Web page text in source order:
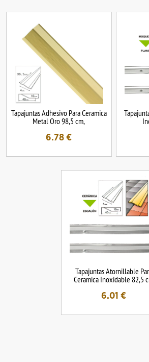
Tapajuntas Adhesivo Para Ceramica
Metal Oro 98,5 cm,
6.78 €
Tapajuntas Atornillable
Ceramica Inoxidable 82,5
6.01 €